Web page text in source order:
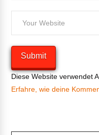
Diese Website verwendet
Erfahre, wie deine